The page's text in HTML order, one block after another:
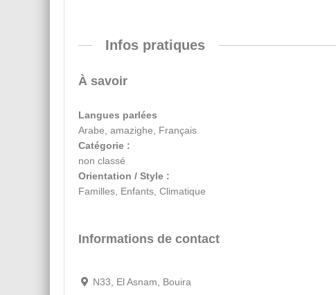
Infos pratiques
À savoir
Langues parlées
Arabe, amazighe, Français
Catégorie :
non classé
Orientation / Style :
Familles, Enfants, Climatique
Informations de contact
N33, El Asnam, Bouira